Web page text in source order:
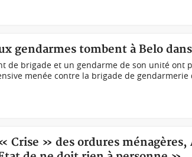
gendarmes tombent à Belo
de brigade et un gendarme de son unité ont
menée contre la brigade de
Crise » des ordures ménagères,